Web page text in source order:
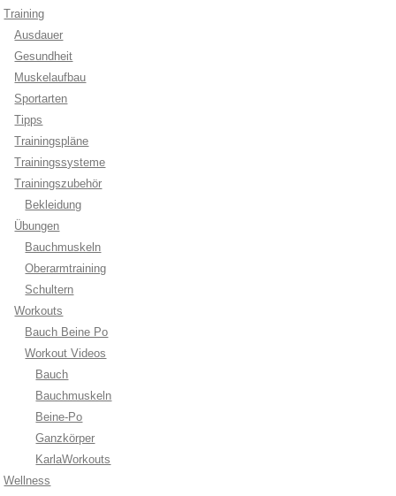
Training
Ausdauer
Gesundheit
Muskelaufbau
Sportarten
Tipps
Trainingspläne
Trainingssysteme
Trainingszubehör
Bekleidung
Übungen
Bauchmuskeln
Oberarmtraining
Schultern
Workouts
Bauch Beine Po
Workout Videos
Bauch
Bauchmuskeln
Beine-Po
Ganzkörper
KarlaWorkouts
Wellness